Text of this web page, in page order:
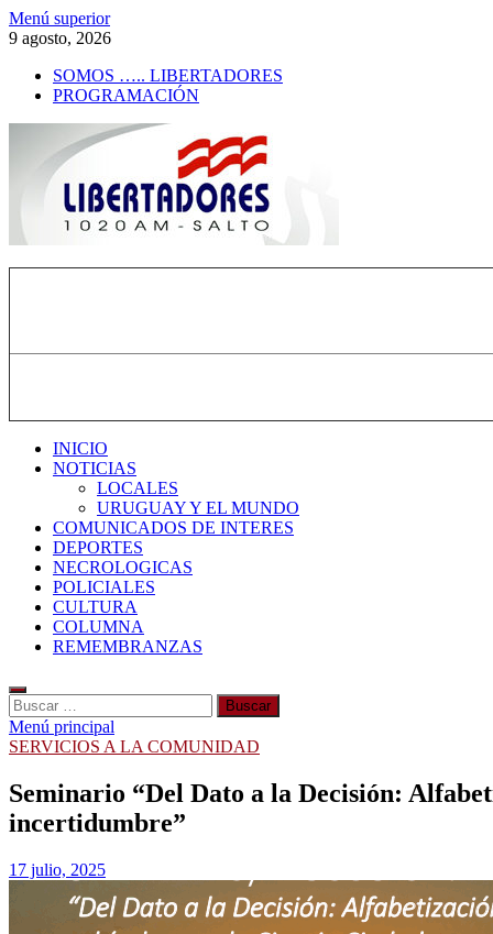
Saltar
al
Menú superior
9 agosto, 2026
SOMOS ….. LIBERTADORES
PROGRAMACIÓN
INICIO
NOTICIAS
LOCALES
URUGUAY Y EL MUNDO
COMUNICADOS DE INTERES
DEPORTES
NECROLOGICAS
POLICIALES
CULTURA
COLUMNA
REMEMBRANZAS
Buscar:
Menú principal
SERVICIOS A LA COMUNIDAD
Seminario “Del Dato a la Decisión:
incertidumbre”
17 julio, 2025